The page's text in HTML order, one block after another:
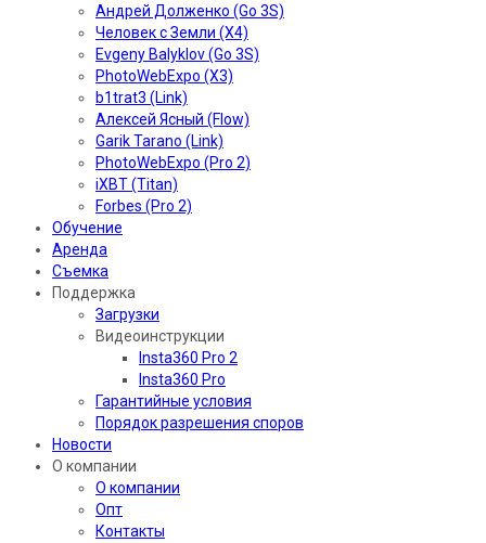
Андрей Долженко (Go 3S)
Человек с Земли (X4)
Evgeny Balyklov (Go 3S)
PhotoWebExpo (X3)
b1trat3 (Link)
Алексей Ясный (Flow)
Garik Tarano (Link)
PhotoWebExpo (Pro 2)
iXBT (Titan)
Forbes (Pro 2)
Обучение
Аренда
Съемка
Поддержка
Загрузки
Видеоинструкции
Insta360 Pro 2
Insta360 Pro
Гарантийные условия
Порядок разрешения споров
Новости
О компании
О компании
Опт
Контакты